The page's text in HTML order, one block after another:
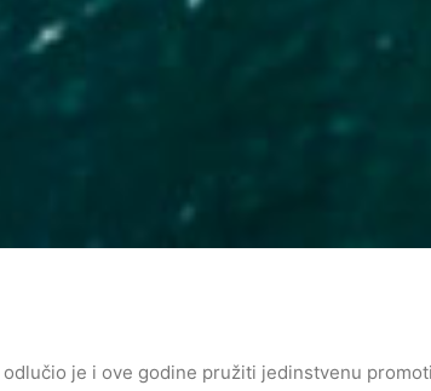
odlučio je i ove godine pružiti jedinstvenu